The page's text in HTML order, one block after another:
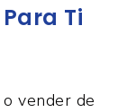
Ti
vender de